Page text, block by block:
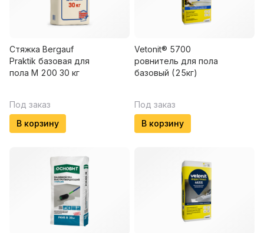
Стяжка Bergauf
Praktik базовая для
пола М 200 30 кг
Под заказ
В корзину
Vetonit® 5700
ровнитель для пола
базовый (25кг)
Под заказ
В корзину